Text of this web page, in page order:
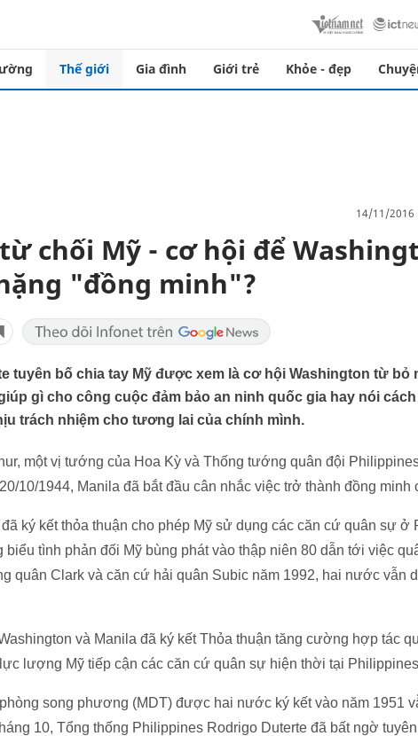
Thế giới Gia đình Giới trẻ Khỏe - đẹp
14/11/
chối Mỹ - cơ hội để
"đồng minh"?
tuyên bố chia tay Mỹ được xem là cơ hội Washington từ bỏ
gì cho công cuộc đảm bảo an ninh quốc gia hay nói
trách nhiệm cho tương lai của chính mình.
một vị tướng của Hoa Kỳ và Thống tướng quân đội
10/1944, Manila đã bắt đầu cân nhắc việc trở thành đồng minh
ký kết thỏa thuận cho phép Mỹ sử dụng các căn cứ quân sự ở
biểu tình phản đối Mỹ bùng phát vào thập niên 80 dẫn tới việc
quân Clark và căn cứ hải quân Subic năm 1992, hai nước vẫn
và Manila đã ký kết Thỏa thuận tăng cường hợp tác
lượng Mỹ tiếp cận các căn cứ quân sự hiện thời tại
song phương (MDT) được hai nước ký kết vào năm 1951
10, Tổng thống Philippines Rodrigo Duterte đã bất ngờ